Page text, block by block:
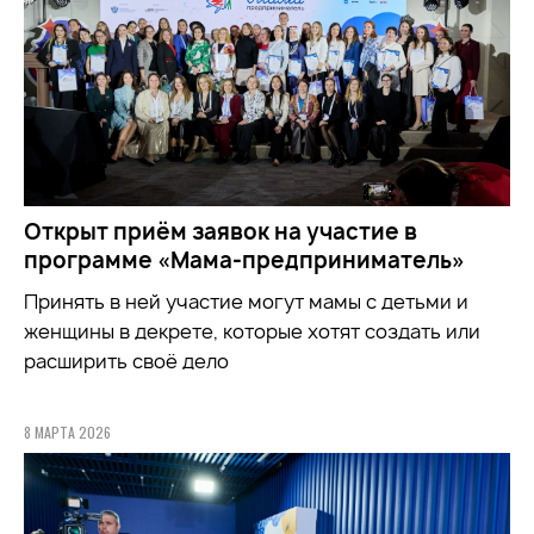
Открыт приём заявок на участие в
программе «Мама-предприниматель»
Принять в ней участие могут мамы с детьми и
женщины в декрете, которые хотят создать или
расширить своё дело
8 МАРТА 2026